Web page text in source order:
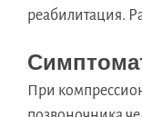
реабилитация.
При